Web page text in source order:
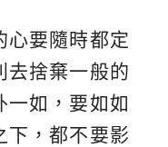
心要隨時都定
去捨棄一般的
一如，要如如
下，都不要影